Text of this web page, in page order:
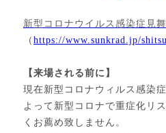
新型コロナウイルス感染症見
（ https://www.sunkrad.jp/
【来場される前に】
現在新型コロナウィルス感染
よって新型コロナで重症化リ
くお薦め致しません。